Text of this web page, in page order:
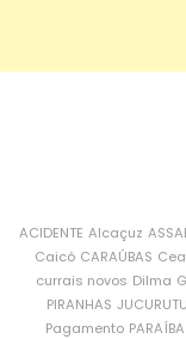
ACIDENTE Alcaçuz
Caicó CARAÚBAS
currais novos Dilma
PIRANHAS JUCURUTU
Pagamento PARAÍBA